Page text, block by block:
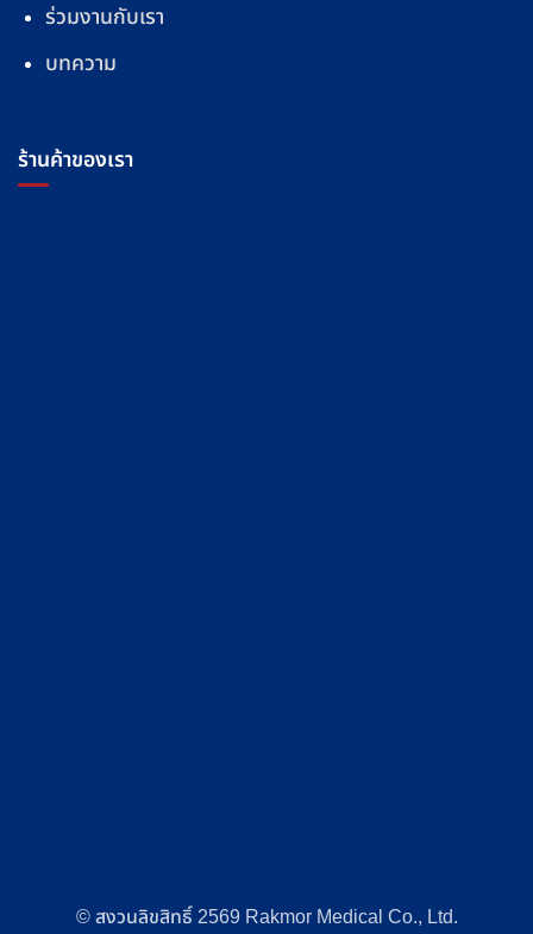
ร่วมงานกับเรา
บทความ
ร้านค้าของเรา
© สงวนลิขสิทธิ์ 2569 Rakmor Medical Co., Ltd.